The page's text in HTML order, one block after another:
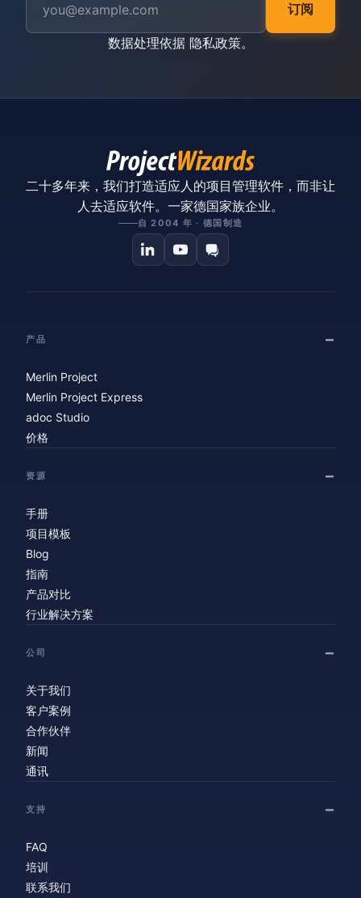
订阅
数据处理依据 隐私政策。
二十多年来，我们打造适应人的项目管理软件，而非让
人去适应软件。一家德国家族企业。
自 2004 年 · 德国制造
产品
Merlin Project
Merlin Project Express
adoc Studio
价格
资源
手册
项目模板
Blog
指南
产品对比
行业解决方案
公司
关于我们
客户案例
合作伙伴
新闻
通讯
支持
FAQ
培训
联系我们